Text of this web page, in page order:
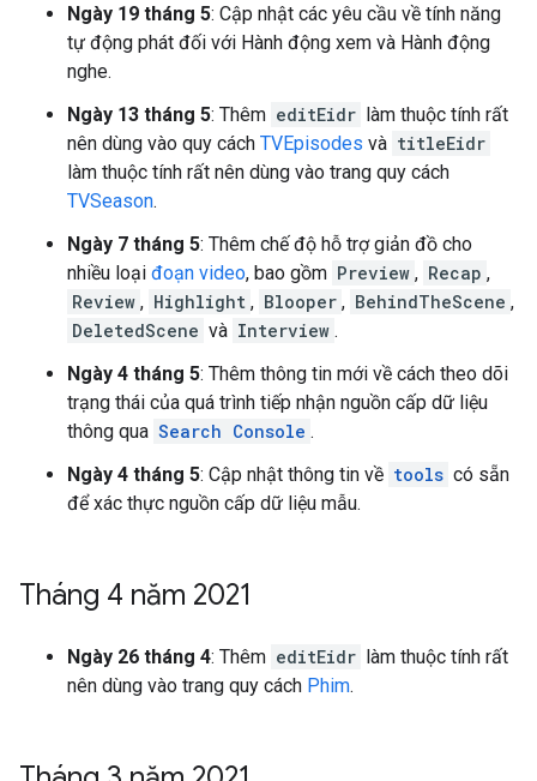
Ngày 19 tháng 5: Cập nhật các yêu cầu về tính năng
tự động phát đối với Hành động xem và Hành động
nghe.
Ngày 13 tháng 5: Thêm editEidr làm thuộc tính rất
nên dùng vào quy cách TVEpisodes và titleEidr
làm thuộc tính rất nên dùng vào trang quy cách
TVSeason.
Ngày 7 tháng 5: Thêm chế độ hỗ trợ giản đồ cho
nhiều loại đoạn video, bao gồm Preview , Recap ,
Review , Highlight , Blooper , BehindTheScene ,
DeletedScene và Interview .
Ngày 4 tháng 5: Thêm thông tin mới về cách theo dõi
trạng thái của quá trình tiếp nhận nguồn cấp dữ liệu
thông qua Search Console .
Ngày 4 tháng 5: Cập nhật thông tin về tools có sẵn
để xác thực nguồn cấp dữ liệu mẫu.
Tháng 4 năm 2021
Ngày 26 tháng 4: Thêm editEidr làm thuộc tính rất
nên dùng vào trang quy cách Phim.